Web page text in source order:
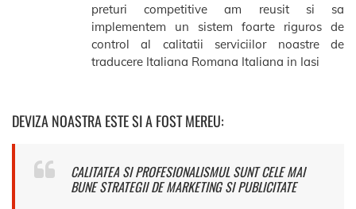
preturi competitive am reusit si sa
implementem un sistem foarte riguros de
control al calitatii serviciilor noastre de
traducere Italiana Romana Italiana in Iasi
DEVIZA NOASTRA ESTE SI A FOST MEREU:
CALITATEA SI PROFESIONALISMUL SUNT CELE MAI
BUNE STRATEGII DE MARKETING SI PUBLICITATE